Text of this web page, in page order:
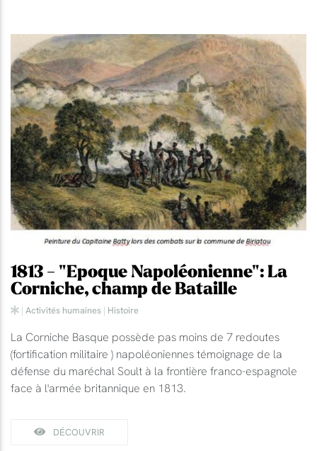
1813 - "Epoque Napoléonienne": La
Corniche, champ de Bataille
| Activités humaines | Histoire
La Corniche Basque possède pas moins de 7 redoutes
(fortification militaire ) napoléoniennes témoignage de la
défense du maréchal Soult à la frontière franco-espagnole
face à l'armée britannique en 1813.
DÉCOUVRIR